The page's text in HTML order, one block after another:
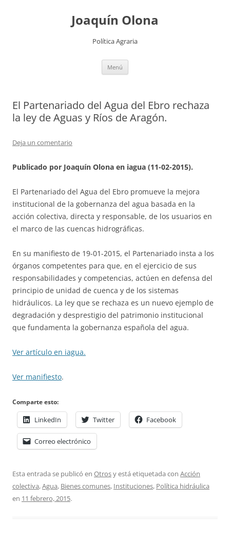
Joaquín Olona
Política Agraria
Menú
El Partenariado del Agua del Ebro rechaza
la ley de Aguas y Ríos de Aragón.
Deja un comentario
Publicado por Joaquín Olona en iagua (11-02-2015).
El Partenariado del Agua del Ebro promueve la mejora
institucional de la gobernanza del agua basada en la
acción colectiva, directa y responsable, de los usuarios en
el marco de las cuencas hidrográficas.
En su manifiesto de 19-01-2015, el Partenariado insta a los
órganos competentes para que, en el ejercicio de sus
responsabilidades y competencias, actúen en defensa del
principio de unidad de cuenca y de los sistemas
hidráulicos. La ley que se rechaza es un nuevo ejemplo de
degradación y desprestigio del patrimonio institucional
que fundamenta la gobernanza española del agua.
Ver artículo en iagua.
Ver manifiesto.
Comparte esto:
LinkedIn Twitter Facebook
Correo electrónico
Esta entrada se publicó en Otrosy está etiquetada con Acción
colectiva,Agua, Bienes comunes, Instituciones, Política hidráulica
en 11 febrero, 2015.